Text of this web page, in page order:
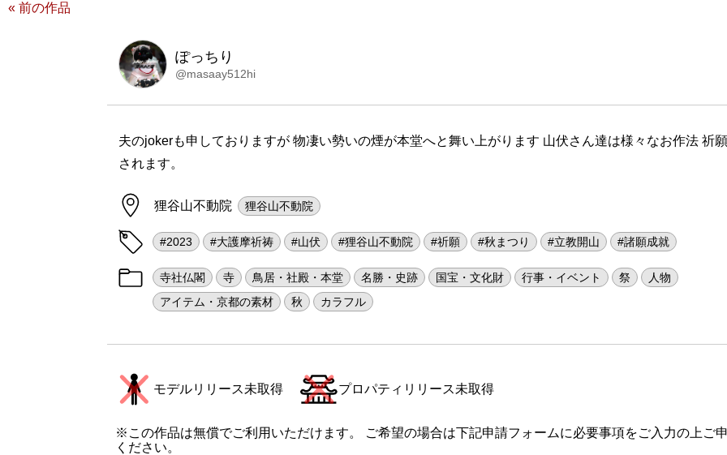
« 前の作品
ぽっちり
@masaay512hi
夫のjokerも申しておりますが 物凄い勢いの煙が本堂へと舞い上がります 山伏さん達は様々なお作法 祈
されます。
狸谷山不動院 狸谷山不動院
#2023 #大護摩祈祷 #山伏 #狸谷山不動院 #祈願 #秋まつり #立教開山 #諸願成就
寺社仏閣 寺 鳥居・社殿・本堂 名勝・史跡 国宝・文化財 行事・イベント 祭
人物
アイテム・京都の素材
秋 カラフル
モデルリリース未取得 プロパティリリース未取得
※この作品は無償でご利用いただけます。 ご希望の場合は下記申請フォームに必要事項をご入力の上ご
ください。